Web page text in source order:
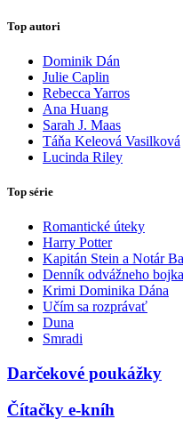
Top autori
Dominik Dán
Julie Caplin
Rebecca Yarros
Ana Huang
Sarah J. Maas
Táňa Keleová Vasilková
Lucinda Riley
Top série
Romantické úteky
Harry Potter
Kapitán Stein a Notár
Denník odvážneho bojka
Krimi Dominika Dána
Učím sa rozprávať
Duna
Smradi
Darčekové poukážky
Čítačky e-kníh